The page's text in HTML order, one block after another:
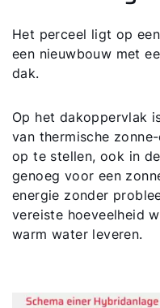
Het perceel ligt op
een nieuwbouw met
dak.
Op het dakoppervlak
van thermische
op te stellen, ook in
genoeg voor een
energie zonder
vereiste hoeveelheid
warm water leveren.
Hallo!
Hoe kunnen wij u
Ik ben